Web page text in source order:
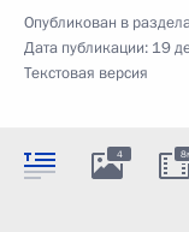
Опубликован в
Дата публикации: 19
Текстовая версия
4